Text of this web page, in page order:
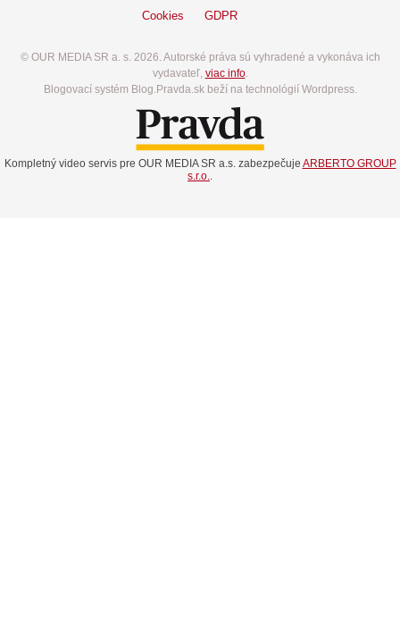
Cookies GDPR
© OUR MEDIA SR a. s. 2026. Autorské práva sú vyhradené a vykonáva ich
vydavateľ, viac info.
Blogovací systém Blog.Pravda.sk beží na technológií Wordpress.
Kompletný video servis pre OUR MEDIA SR a.s. zabezpečuje ARBERTO GROUP
s.r.o..